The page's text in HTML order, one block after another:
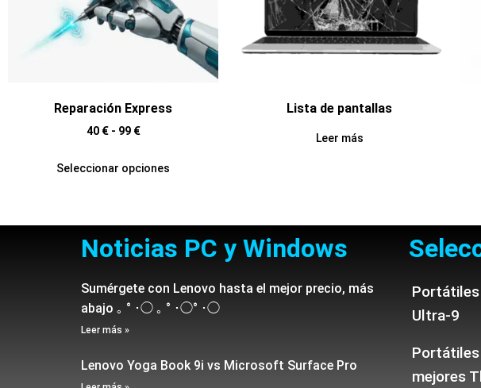
Reparación Express
40 € - 99 €
Seleccionar opciones
Lista de pantallas
Leer más
Noticias PC y Windows
Sumérgete con Lenovo hasta el mejor precio, más
abajo ｡ ° ･◯ ｡ ° ･◯° ･◯
Leer más »
Lenovo Yoga Book 9i vs Microsoft Surface Pro
Ultra-9
Portátiles
mejores